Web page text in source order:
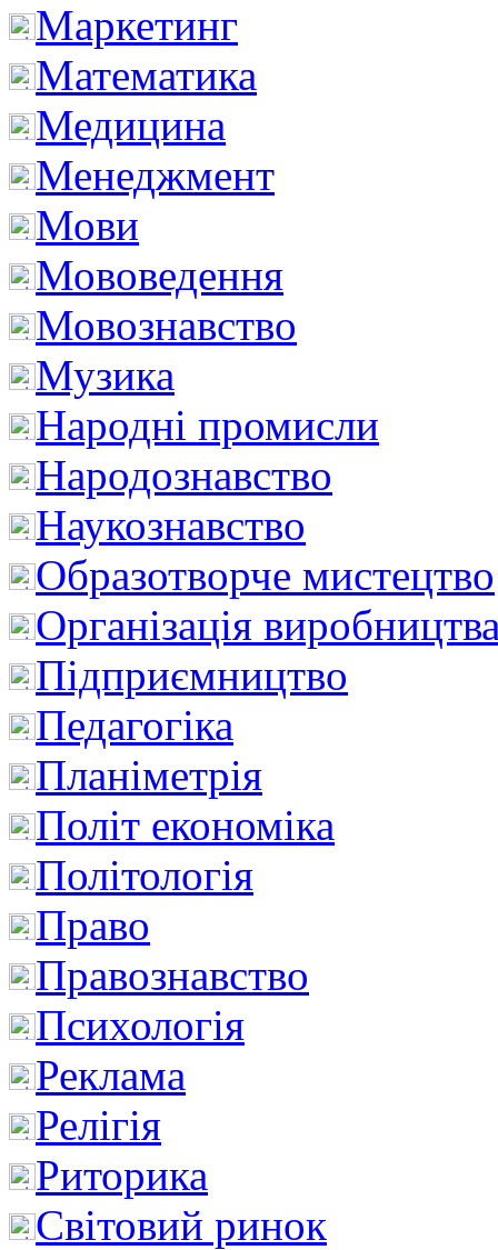
Маркетинг
Математика
Медицина
Менеджмент
Мови
Мововедення
Мовознавство
Музика
Народні промисли
Народознавство
Наукознавство
Образотворче мистецтво
Організація
Підприємництво
Педагогіка
Планіметрія
Політ економіка
Політологія
Право
Правознавство
Психологія
Реклама
Релігія
Риторика
Світовий ринок